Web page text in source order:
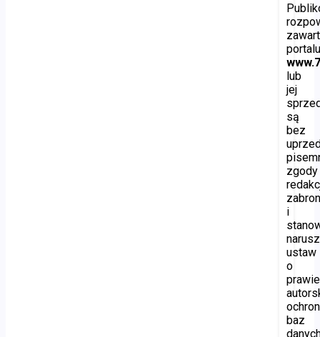
lub
jej
są
bez
zgody
i
ustaw
o
prawie
baz